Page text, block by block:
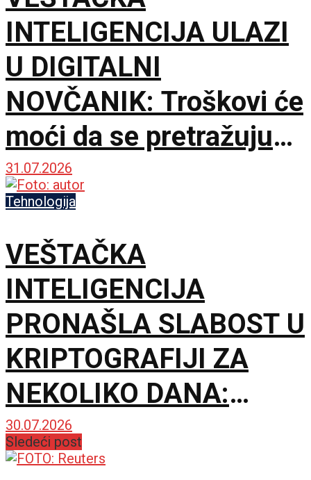
INTELIGENCIJA ULAZI
U DIGITALNI
NOVČANIK: Troškovi će
moći da se pretražuju
običnim pitanjem
31.07.2026
Tehnologija
VEŠTAČKA
INTELIGENCIJA
PRONAŠLA SLABOST U
KRIPTOGRAFIJI ZA
NEKOLIKO DANA:
Lozinke nisu probijene,
ali upozorenje je
30.07.2026
Sledeći post